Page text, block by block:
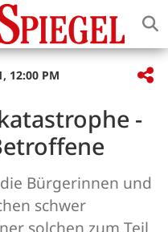
12:00 PM
-
Bürgerinnen und
schwer